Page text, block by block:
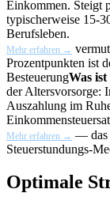
Einkommen. Steigt
typischerweise 15-
Berufsleben.
Mehr erfahren →
Prozentpunkten ist
BesteuerungWas
der Altersvorsorge:
Auszahlung im
Mehr erfahren → — das
Steuerstundungs-
Optimale